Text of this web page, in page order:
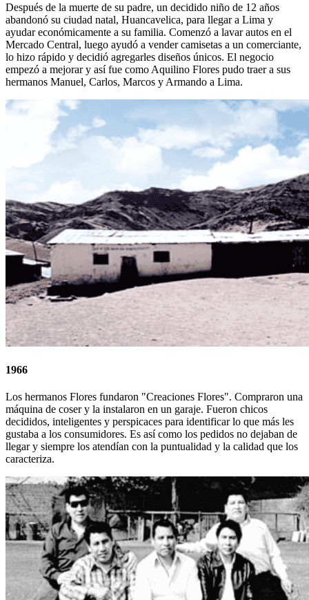
Después de la muerte de su padre, un decidido niño de 12 años
abandonó su ciudad natal, Huancavelica, para llegar a Lima y
ayudar económicamente a su familia. Comenzó a lavar autos en el
Mercado Central, luego ayudó a vender camisetas a un comerciante,
lo hizo rápido y decidió agregarles diseños únicos. El negocio
empezó a mejorar y así fue como Aquilino Flores pudo traer a sus
hermanos Manuel, Carlos, Marcos y Armando a Lima.
1966
Los hermanos Flores fundaron "Creaciones Flores". Compraron una
máquina de coser y la instalaron en un garaje. Fueron chicos
decididos, inteligentes y perspicaces para identificar lo que más les
gustaba a los consumidores. Es así como los pedidos no dejaban de
llegar y siempre los atendían con la puntualidad y la calidad que los
caracteriza.